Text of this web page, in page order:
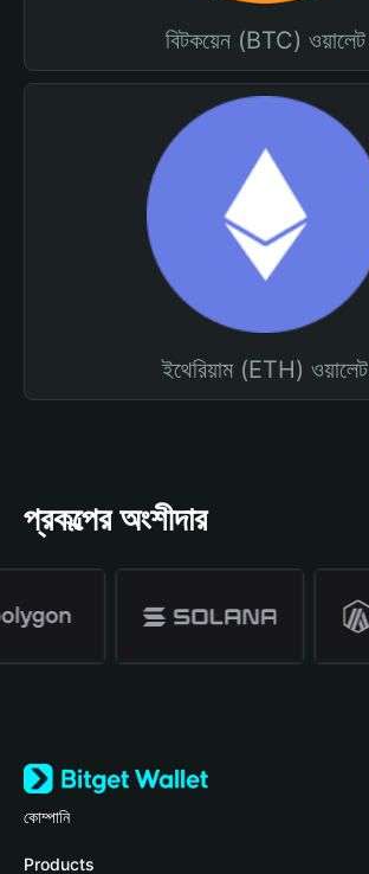
বিটকয়েন (BTC) ওয়ালেট
ইথেরিয়াম (ETH) ওয়ালেট
প্রকল্পের অংশীদার
কোম্পানি
Bitget Wallet সম্পর্কে
Products